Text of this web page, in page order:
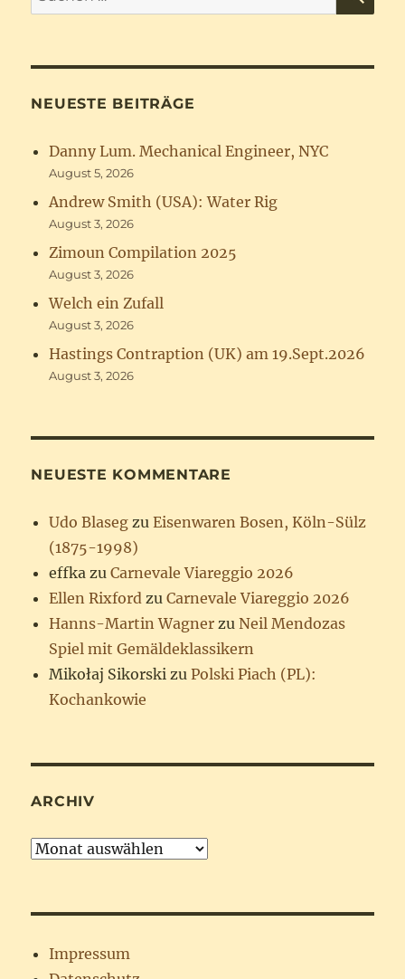
nach:
NEUESTE BEITRÄGE
Danny Lum. Mechanical Engineer, NYC
August 5, 2026
Andrew Smith (USA): Water Rig
August 3, 2026
Zimoun Compilation 2025
August 3, 2026
Welch ein Zufall
August 3, 2026
Hastings Contraption (UK) am 19.Sept.2026
August 3, 2026
NEUESTE KOMMENTARE
Udo Blaseg zuEisenwaren Bosen, Köln-Sülz
(1875-1998)
effka zuCarnevale Viareggio 2026
Ellen Rixford zuCarnevale Viareggio 2026
Hanns-Martin Wagner zuNeil Mendozas
Spiel mit Gemäldeklassikern
Mikołaj Sikorski zuPolski Piach (PL):
Kochankowie
ARCHIV
Archiv
Impressum